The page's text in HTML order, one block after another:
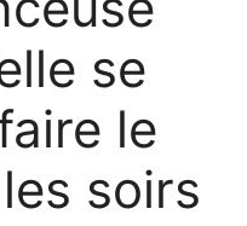
se
le
soirs